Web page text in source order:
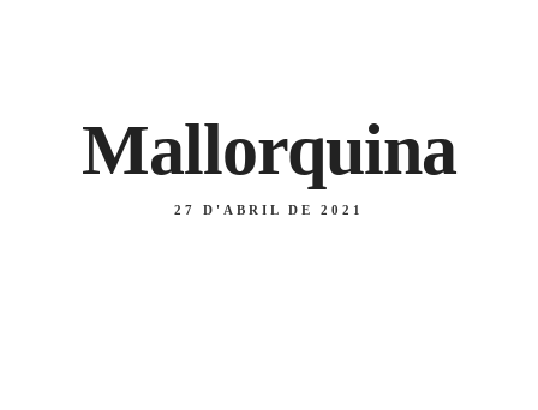
Mallorquina
27 D'ABRIL DE 2021